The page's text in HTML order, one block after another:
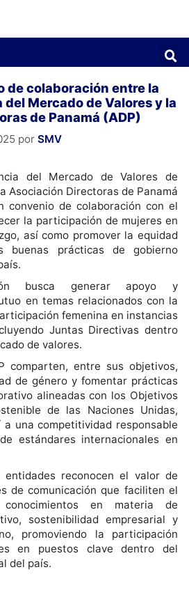
de colaboración entre la
Mercado de Valores y la
de Panamá (ADP)
por SMV
del Mercado de Valores de
Asociación Directoras de Panamá
convenio de colaboración con el
la participación de mujeres en
así como promover la equidad
prácticas de gobierno
busca generar apoyo y
en temas relacionados con la
femenina en instancias
Juntas Directivas dentro
de valores.
comparten, entre sus objetivos,
de género y fomentar prácticas
alineadas con los Objetivos
de las Naciones Unidas,
una competitividad responsable
estándares internacionales en
entidades reconocen el valor de
de comunicación que faciliten el
en materia de
sostenibilidad empresarial y
promoviendo la participación
en puestos clave dentro del
del país.